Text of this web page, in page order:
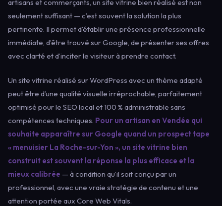
artisans et commerçants, un site vitrine bien réalisé est non
seulement suffisant — c’est souvent la solution la plus
pertinente. Il permet d’établir une présence professionnelle
immédiate, d’être trouvé sur Google, de présenter ses offres
avec clarté et d’inciter le visiteur à prendre contact.
Un site vitrine réalisé sur WordPress avec un thème adapté
peut être d’une qualité visuelle irréprochable, parfaitement
optimisé pour le SEO local et 100 % administrable sans
compétences techniques. Pour un artisan en Vendée qui
souhaite apparaître sur Google quand un prospect tape
« menuisier La Roche-sur-Yon », un site vitrine bien
construit est souvent la réponse la plus efficace et la
mieux calibrée — à condition qu’il soit conçu par un
professionnel, avec une vraie stratégie de contenu et une
attention portée aux Core Web Vitals.